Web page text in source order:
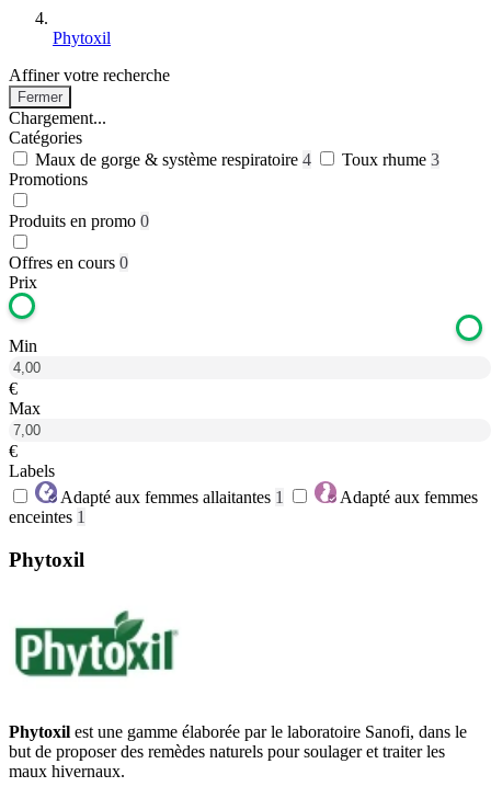
Phytoxil
Affiner votre recherche
Fermer
Chargement...
Catégories
Maux de gorge & système respiratoire 4 Toux rhume 3
Promotions
Produits en promo 0
Offres en cours 0
Prix
Min
€
Max
€
Labels
Adapté aux femmes allaitantes 1
Adapté aux femmes
enceintes 1
Phytoxil
Phytoxil est une gamme élaborée par le laboratoire Sanofi, dans le
but de proposer des remèdes naturels pour soulager et traiter les
maux hivernaux.